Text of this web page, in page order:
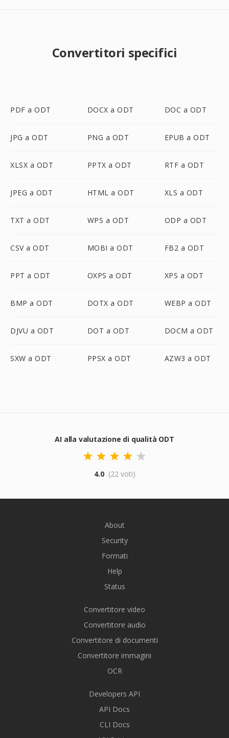
Convertitori specifici
PDF a ODT DOCX a ODT DOC a ODT
JPG a ODT PNG a ODT EPUB a ODT
XLSX a ODT PPTX a ODT RTF a ODT
JPEG a ODT HTML a ODT XLS a ODT
TXT a ODT WPS a ODT ODP a ODT
CSV a ODT MOBI a ODT FB2 a ODT
PPT a ODT OXPS a ODT XPS a ODT
BMP a ODT DOTX a ODT WEBP a ODT
DJVU a ODT DOT a ODT DOCM a ODT
SXW a ODT PPSX a ODT AZW3 a ODT
AI alla valutazione di qualità ODT
4.0 (22 voti)
About
Security
Formati
Help
Status
Convertitore video
Convertitore audio
Convertitore di documenti
Convertitore immagini
OCR
Developers API
API Docs
CLI Docs